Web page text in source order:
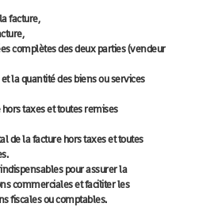
facture,
complètes des deux parties (vendeur
la quantité des biens ou services
taxes et toutes remises
de la facture hors taxes et toutes
pour assurer la
commercialeset faciliter les
fiscales ou comptables.